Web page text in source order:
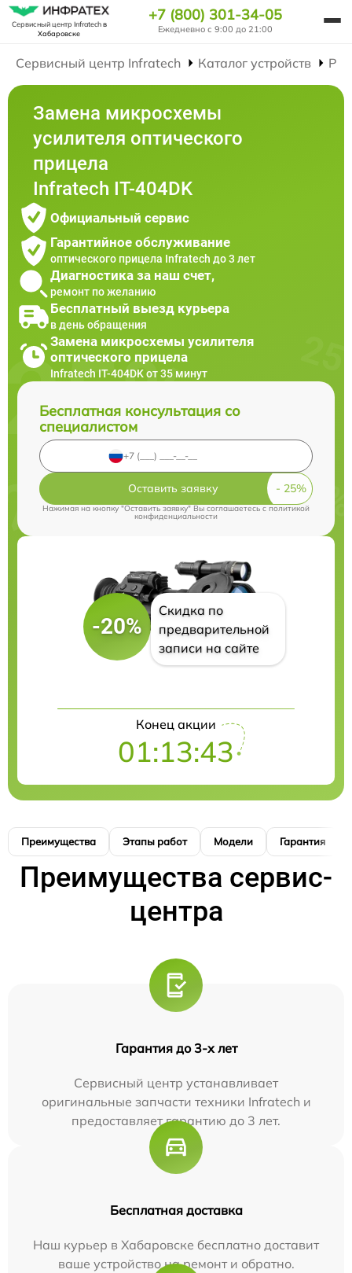
Сервисный центр Infratechв
Хабаровске
+7 (800) 301-34-05
Ежедневно с 9:00 до 21:00
Сервисный центр Infratech Каталог устройств
Замена микросхемы
усилителя оптического
прицела
Infratech IT-404DK
Официальный сервис
Гарантийное обслуживание
оптического прицела Infratech до 3 лет
Диагностика за наш счет,
ремонт по желанию
Бесплатный выезд курьера
в день обращения
Замена микросхемы усилителя
оптического прицела
Infratech IT-404DK от 35 минут
Бесплатная консультация со
специалистом
Оставить заявку
Нажимая на кнопку "Оставить заявку" Вы соглашаетесь cполитикой
конфиденциальности
-20%
Скидка по
предварительной
записи на сайте
Конец акции
01:13:42
Преимущества Этапы работ Модели Гарантия
Преимущества сервис-
центра
Гарантия до 3-х лет
Сервисный центр устанавливает
оригинальные запчасти техники Infratech и
предоставляет гарантию до 3 лет.
Бесплатная доставка
Наш курьер в Хабаровске бесплатно доставит
ваше устройство на ремонт и обратно.